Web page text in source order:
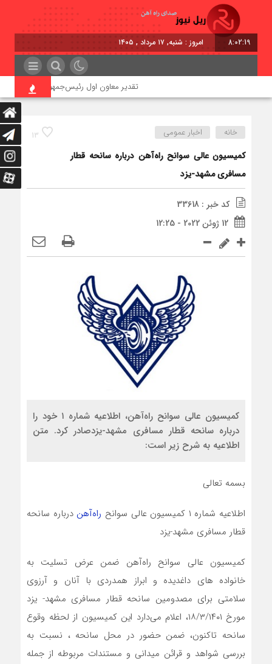
8:02:20 امروز : شنبه, ۱۷ مرداد , ۱۴۰۵
تقدیر معاون اول رئیس‌جمهور از مدیرعامل
13 خانه اخبار عمومی
کمیسیون عالی سوانح راه‌آهن درباره سانحه قطار
مسافری مشهد-یزد
کد خبر : 33618
12 ژوئن 2022 - 12:25
کمیسیون عالی سوانح راه‌آهن، اطلاعیه شماره ۱ خود را
درباره سانحه قطار مسافری مشهد-یزدصادر کرد. متن
اطلاعیه به شرح زیر است:
بسمه تعالی
اطلاعیه شماره ۱ کمیسیون عالی سوانح راه‌آهن درباره سانحه
قطار مسافری مشهد-یزد
کمیسیون عالی سوانح راه‌آهن ضمن عرض تسلیت به
خانواده های داغدیده و ابراز همدردی با آنان و آرزوی
سلامتی برای مصدومین سانحه قطار مسافری مشهد- یزد
مورخ ۱۸/۳/۱۴۰۱، اعلام می‌دارد این کمیسیون از لحظه وقوع
سانحه تاکنون، ضمن حضور در محل سانحه ، نسبت به
بررسی شواهد و قرائن میدانی و مستندات مربوطه از جمله